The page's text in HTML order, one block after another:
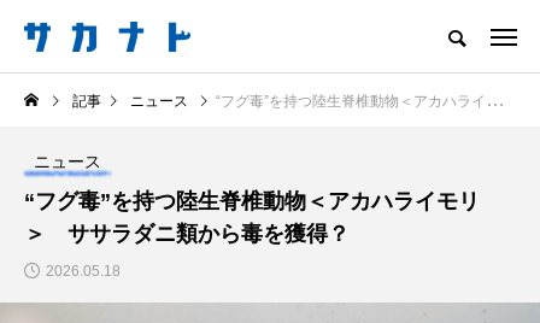
サカナをもっと好きになる
知る 食べる 楽しむ 創る
注目記事 サカナを知ろう
食べる
記事 ニュース “フグ毒”を持つ陸生脊椎動物＜アカハライモリ＞ ササラダニ類から毒を獲得？
ニュース
“フグ毒”を持つ陸生脊椎動物＜アカハライモリ
＞ ササラダニ類から毒を獲得？
2026.05.18